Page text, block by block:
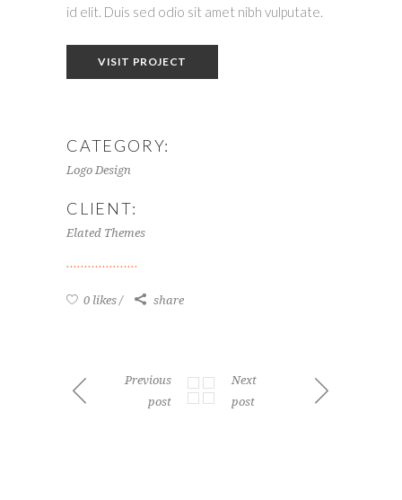
id elit. Duis sed odio sit amet nibh vulputate.
VISIT PROJECT
CATEGORY:
Logo Design
CLIENT:
Elated Themes
0 likes share
Previous
post
Next
post